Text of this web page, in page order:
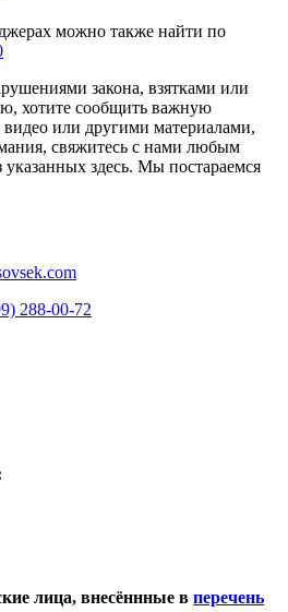
можно также найти по
закона, взятками или
хотите сообщить важную
или другими материалами,
свяжитесь с нами любым
здесь. Мы постараемся
288-00-72
лица, внесённные в перечень